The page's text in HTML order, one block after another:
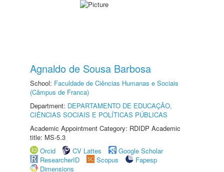
Agnaldo de Sousa Barbosa
School: Faculdade de Ciências Humanas e Sociais
(Câmpus de Franca)
Department: DEPARTAMENTO DE EDUCAÇÃO,
CIÊNCIAS SOCIAIS E POLÍTICAS PÚBLICAS
Academic Appointment Category: RDIDP Academic
title: MS-5.3
Orcid
CV Lattes
Google Scholar
ResearcherID
Scopus
Fapesp
Dimensions